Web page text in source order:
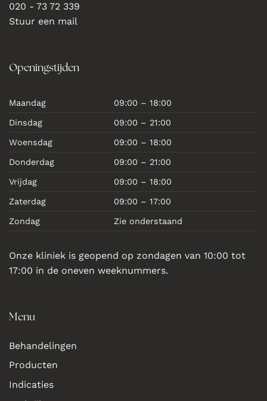
020 - 73 72 339
Stuur een mail
Openingstijden
Maandag 09:00 – 18:00
Dinsdag 09:00 – 21:00
Woensdag 09:00 – 18:00
Donderdag 09:00 – 21:00
Vrijdag 09:00 – 18:00
Zaterdag 09:00 – 17:00
Zondag Zie onderstaand
Onze kliniek is geopend op zondagen van 10:00 tot
17:00 in de oneven weeknummers.
Menu
Behandelingen
Producten
Indicaties